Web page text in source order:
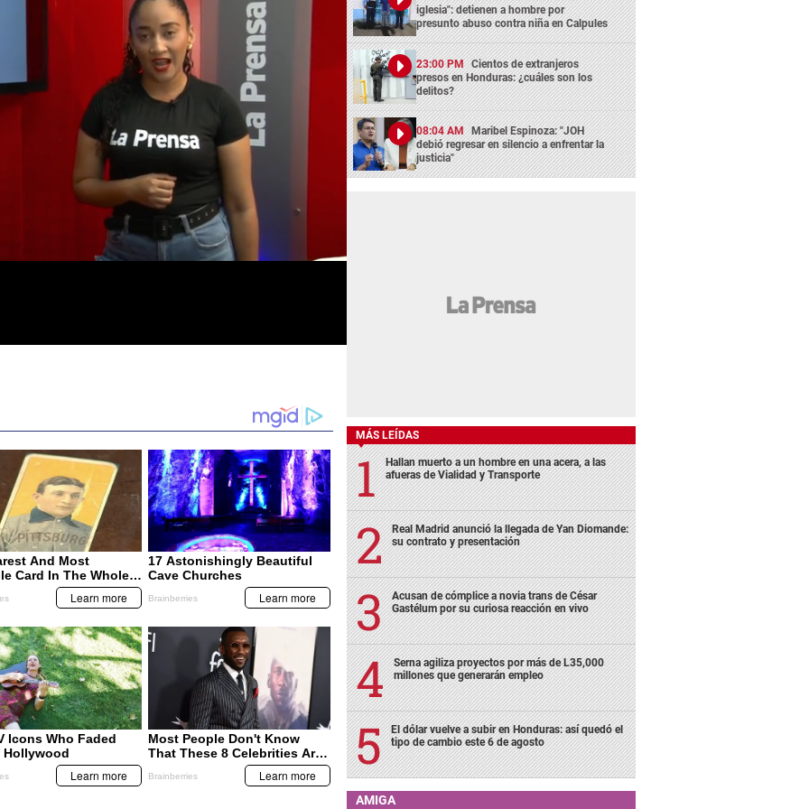
iglesia": detienen a hombre por
presunto abuso contra niña en Calpules
23:00 PM Cientos de extranjeros
presos en Honduras: ¿cuáles son los
delitos?
08:04 AM Maribel Espinoza: "JOH
debió regresar en silencio a enfrentar la
justicia"
MÁS LEÍDAS
Hallan muerto a un hombre en una acera, a las
afueras de Vialidad y Transporte
Real Madrid anunció la llegada de Yan Diomande:
su contrato y presentación
Acusan de cómplice a novia trans de César
Gastélum por su curiosa reacción en vivo
Serna agiliza proyectos por más de L35,000
millones que generarán empleo
El dólar vuelve a subir en Honduras: así quedó el
tipo de cambio este 6 de agosto
AMIGA